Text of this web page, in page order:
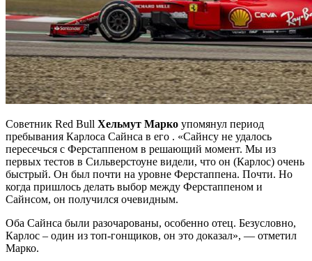
Советник Red Bull Хельмут Марко упомянул период
пребывания Карлоса Сайнса в его . «Сайнсу не удалось
пересечься с Ферстаппеном в решающий момент. Мы из
первых тестов в Сильверстоуне видели, что он (Карлос) очень
быстрый. Он был почти на уровне Ферстаппена. Почти. Но
когда пришлось делать выбор между Ферстаппеном и
Сайнсом, он получился очевидным.
Оба Сайнса были разочарованы, особенно отец. Безусловно,
Карлос – один из топ-гонщиков, он это доказал», — отметил
Марко.